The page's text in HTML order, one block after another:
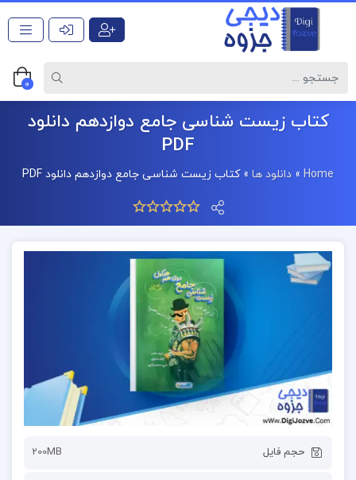
0
کتاب زیست شناسی جامع دوازدهم دانلود
PDF
Home
» دانلود ها »کتاب زیست شناسی جامع دوازدهم دانلود PDF
حجم فایل 200MB